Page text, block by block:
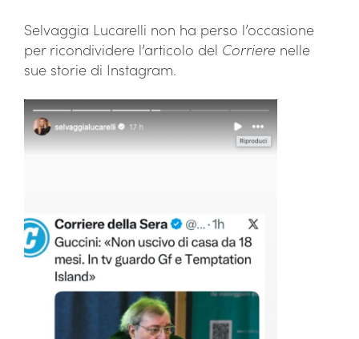
Selvaggia Lucarelli non ha perso l’occasione
per ricondividere l’articolo del Corriere nelle
sue storie di Instagram.